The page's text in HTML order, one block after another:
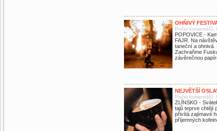
OHŇIVÝ
Počet komentářů:
POPOVICE -
FAJR. Na
taneční a ohnivá.
Zachraňme
závěrečnou
NEJVĚTŠÍ
Počet komentářů:
ZLÍNSKO -
tajů teprve chtějí
přivítá zajímavé
příjemných